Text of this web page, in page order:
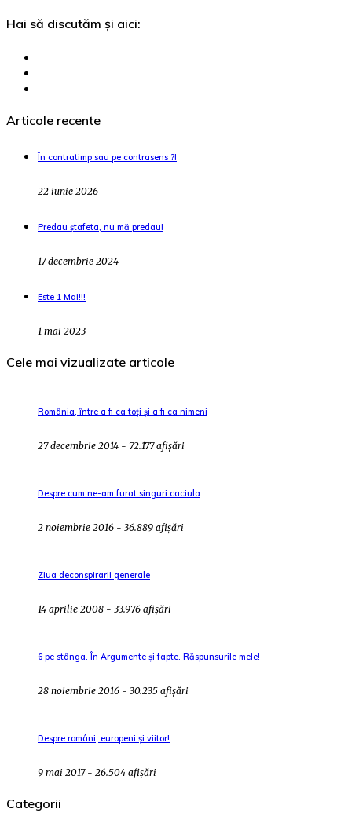
Hai să discutăm și aici:
Articole recente
În contratimp sau pe contrasens ?!
22 iunie 2026
Predau ștafeta, nu mă predau!
17 decembrie 2024
Este 1 Mai!!!
1 mai 2023
Cele mai vizualizate articole
România, între a fi ca toți și a fi ca nimeni
27 decembrie 2014 - 72.177 afișări
Despre cum ne-am furat singuri caciula
2 noiembrie 2016 - 36.889 afișări
Ziua deconspirarii generale
14 aprilie 2008 - 33.976 afișări
6 pe stânga. În Argumente și fapte. Răspunsurile mele!
28 noiembrie 2016 - 30.235 afișări
Despre români, europeni și viitor!
9 mai 2017 - 26.504 afișări
Categorii